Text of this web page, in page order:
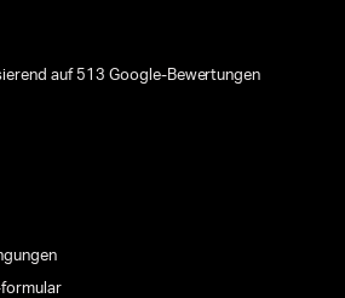
auf 513 Google-Bewertungen